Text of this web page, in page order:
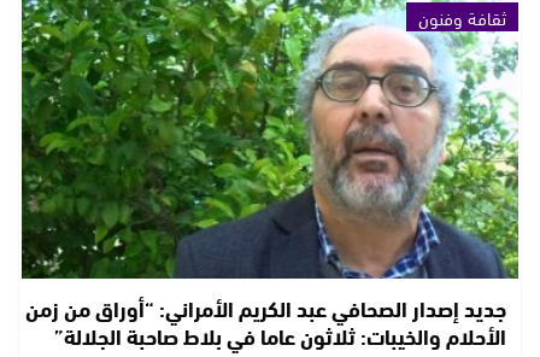
ثقافة وفنون
جديد إصدار الصحافي عبد الكريم الأمراني: “أوراق من زمن
الأحلام والخيبات: ثلاثون عاما في بلاط صاحبة الجلالة”